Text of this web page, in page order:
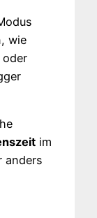
wie
im
anders